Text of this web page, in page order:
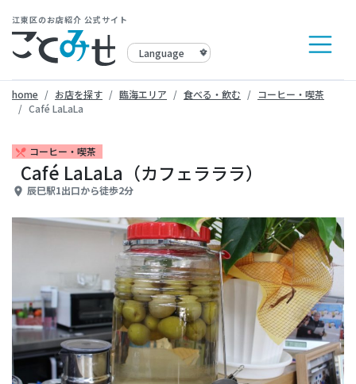
江東区のお店紹介 公式サイト
home お店を探す 臨海エリア 食べる・飲む
コーヒー・喫茶
Café LaLaLa
restaurant_menu コーヒー・喫茶
Café LaLaLa（カフェラララ）
place 辰巳駅1出口から徒歩2分